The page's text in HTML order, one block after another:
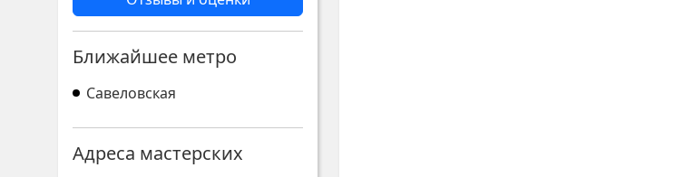
Ближайшее метро
Савеловская
Адреса мастерских